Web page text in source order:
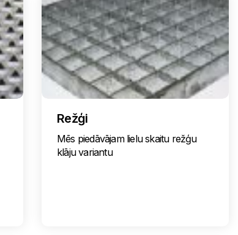
Režģi
Mēs piedāvājam lielu skaitu režģu
klāju variantu